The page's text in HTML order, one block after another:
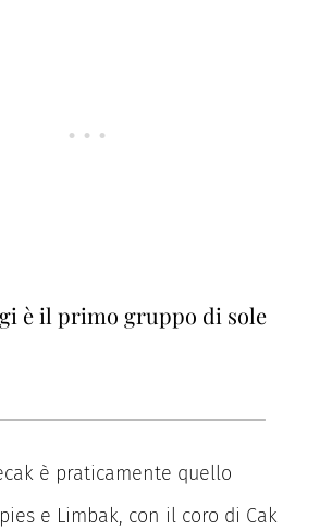
è il primo gruppo di sole
è praticamente quello
e Limbak, con il coro di Cak